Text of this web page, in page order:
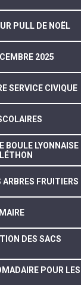
PULL DE NOËL
2025
SERVICE CIVIQUE
BOULE LYONNAISE
FRUITIERS
DES SACS
POUR LES